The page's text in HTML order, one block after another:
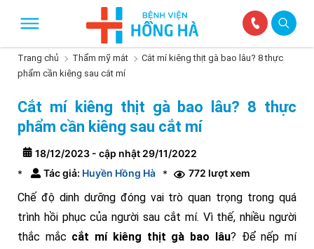
Trang chủ Thẩm mỹ mắt
Cắt mí kiêng thịt gà bao lâu? 8 thực
phẩm cần kiêng sau cắt mí
Cắt mí kiêng thịt gà bao lâu? 8 thực
phẩm cần kiêng sau cắt mí
18/12/2023 - cập nhật 29/11/2022
*
Tác giả: Huyền Hồng Hà * 772 lượt xem
Chế độ dinh dưỡng đóng vai trò quan trọng trong quá
trình hồi phục của người sau cắt mí. Vì thế, nhiều người
thắc mắc cắt mí kiêng thịt gà bao lâu? Để nếp mí